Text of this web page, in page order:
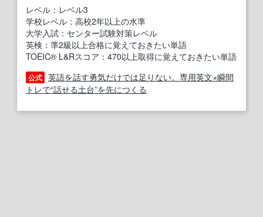
レベル：レベル3
学校レベル：高校2年以上の水準
大学入試：センター試験対策レベル
英検：準2級以上合格に覚えておきたい単語
TOEIC® L&Rスコア：470以上取得に覚えておきたい単語
公式 英語を話す勇気だけでは足りない。専用英文×瞬間
トレで“話せる土台”を先につくる